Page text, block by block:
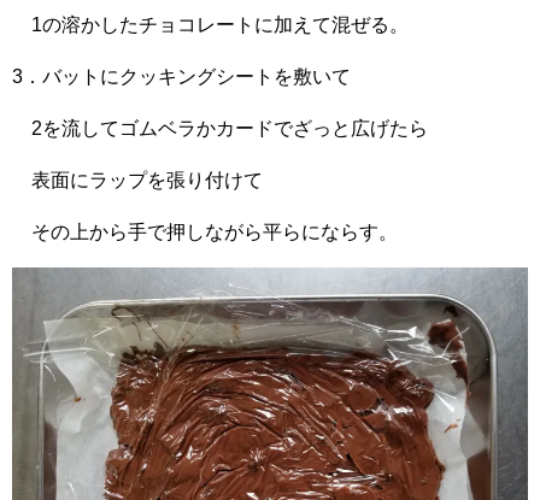
1の溶かしたチョコレートに加えて混ぜる。
3．バットにクッキングシートを敷いて
2を流してゴムベラかカードでざっと広げたら
表面にラップを張り付けて
その上から手で押しながら平らにならす。